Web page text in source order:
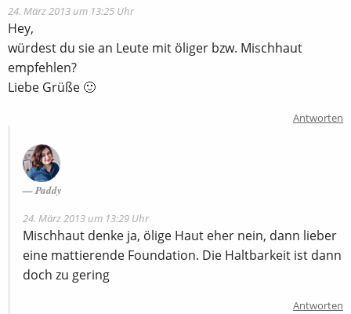
24. März 2013 um 13:25 Uhr
Hey,
würdest du sie an Leute mit öliger bzw. Mischhaut
empfehlen?
Liebe Grüße 🙂
Antworten
Paddy
24. März 2013 um 13:29 Uhr
Mischhaut denke ja, ölige Haut eher nein, dann lieber
eine mattierende Foundation. Die Haltbarkeit ist dann
doch zu gering
Antworten